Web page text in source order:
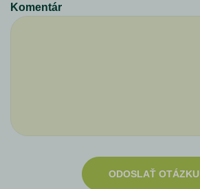
Komentár
ODOSLAŤ OTÁZKU